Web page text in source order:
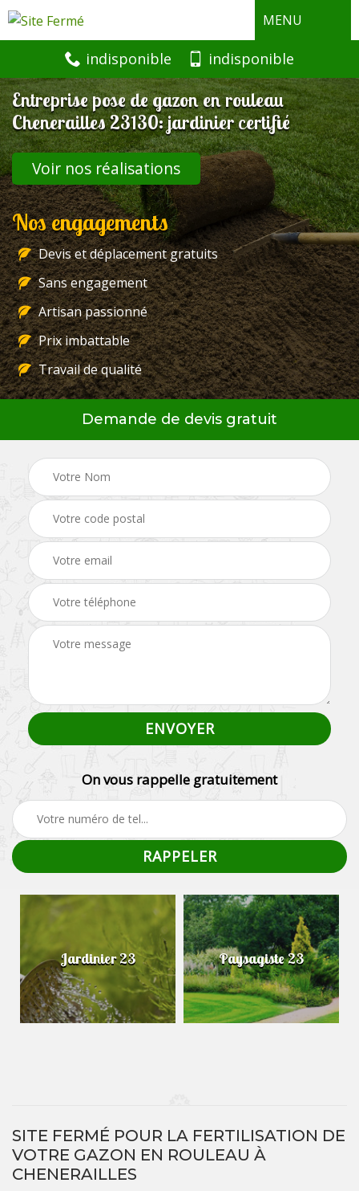
MENU
indisponible indisponible
Entreprise pose de gazon en rouleau
Chenerailles 23130: jardinier certifié
Voir nos réalisations
Nos engagements
Devis et déplacement gratuits
Sans engagement
Artisan passionné
Prix imbattable
Travail de qualité
Demande de devis gratuit
On vous rappelle gratuitement
Jardinier 23 Paysagiste 23
SITE FERMÉ POUR LA FERTILISATION DE
VOTRE GAZON EN ROULEAU À
CHENERAILLES